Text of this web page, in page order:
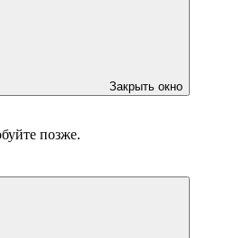
Закрыть окно
позже.